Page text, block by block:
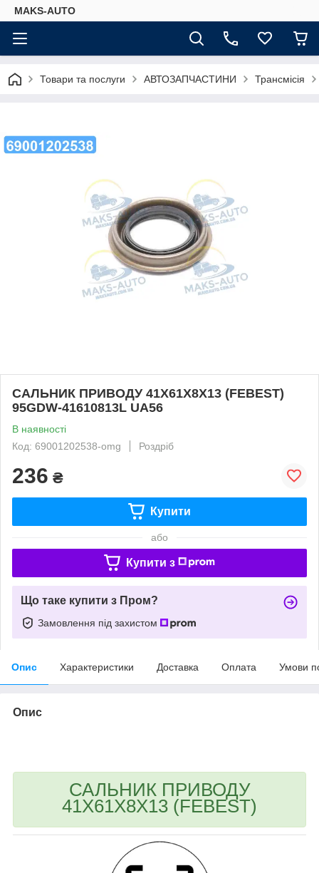
MAKS-AUTO
Товари та послуги АВТОЗАПЧАСТИНИ Трансмісія
САЛЬНИК ПРИВОДУ 41X61X8X13 (FEBEST)
95GDW-41610813L UA56
В наявності
Код: 69001202538-omg
Роздріб
236 ₴
Купити
або
Купити з
Що таке купити з Пром?
Замовлення під захистом
Опис Характеристики Доставка Оплата Умови
Опис
САЛЬНИК ПРИВОДУ
41X61X8X13 (FEBEST)